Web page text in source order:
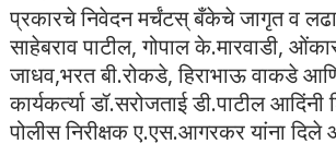
प्रकारचे निवेदन मर्चंटस् बँकेचे जागृत व
साहेबराव पाटील, गोपाल के.मारवाडी,
जाधव,भरत बी.रोकडे, हिराभाऊ वाकडे
कार्यकर्त्या डॉ.सरोजताई डी.पाटील आदिंनी
पोलीस निरीक्षक ए.एस.आगरकर यांना दिले